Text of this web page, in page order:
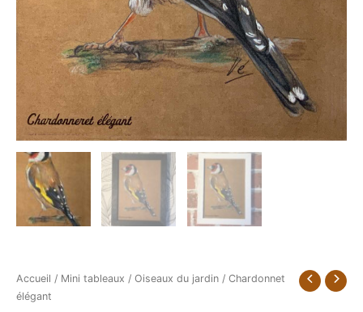
Accueil / Mini tableaux / Oiseaux du jardin / Chardonnet
élégant